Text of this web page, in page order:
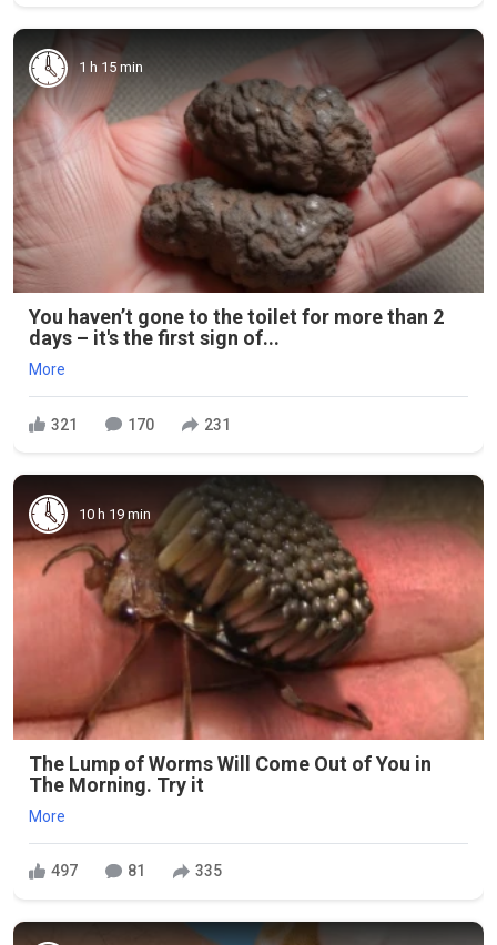
1 h 15 min
You haven’t gone to the toilet for more than 2
days – it's the first sign of...
More
321 170 231
10 h 19 min
The Lump of Worms Will Come Out of You in
The Morning. Try it
More
497 81 335